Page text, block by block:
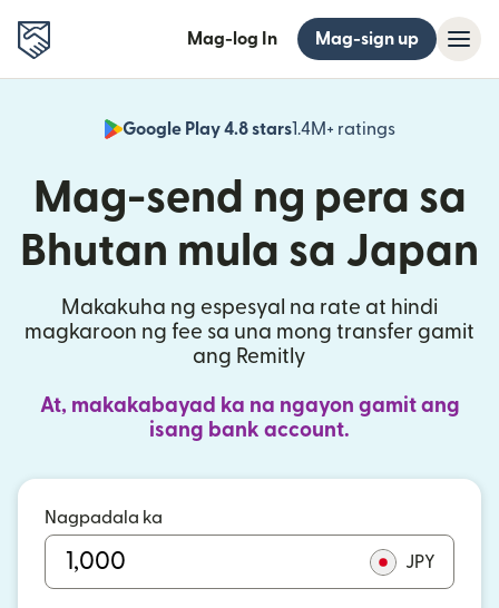
Mag-log In Mag-sign up
Google Play 4.8 stars1.4M+ ratings
(bubukas
Mag-send ng pera sa
Bhutan mula sa Japan
Makakuha ng espesyal na rate at hindi
magkaroon ng fee sa una mong transfer gamit
ang Remitly
At, makakabayad ka na ngayon gamit ang
isang bank account.
Nagpadala ka
JPY